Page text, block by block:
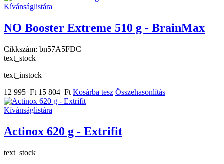
Kívánságlistára
NO Booster Extreme 510 g - BrainMax
Cikkszám: bn57A5FDC
text_stock
text_instock
12 995 Ft 15 804 Ft Kosárba tesz Összehasonlítás
Kívánságlistára
Actinox 620 g - Extrifit
text_stock